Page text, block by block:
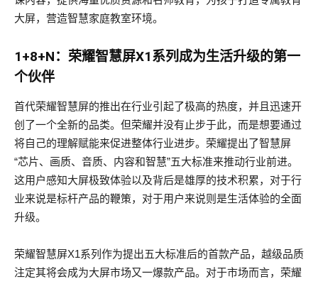
大屏，营造智慧家庭教室环境。
1+8+N：荣耀智慧屏X1系列成为生活升级的第一
个伙伴
首代荣耀智慧屏的推出在行业引起了极高的热度，并且迅速开
创了一个全新的品类。但荣耀并没有止步于此，而是想要通过
将自己的理解赋能来促进整体行业进步。荣耀提出了智慧屏
“芯片、画质、音质、内容和智慧”五大标准来推动行业前进。
这用户感知大屏极致体验以及背后是雄厚的技术积累，对于行
业来说是标杆产品的鞭策，对于用户来说则是生活体验的全面
升级。
荣耀智慧屏X1系列作为提出五大标准后的首款产品，越级品质
注定其将会成为大屏市场又一爆款产品。对于市场而言，荣耀